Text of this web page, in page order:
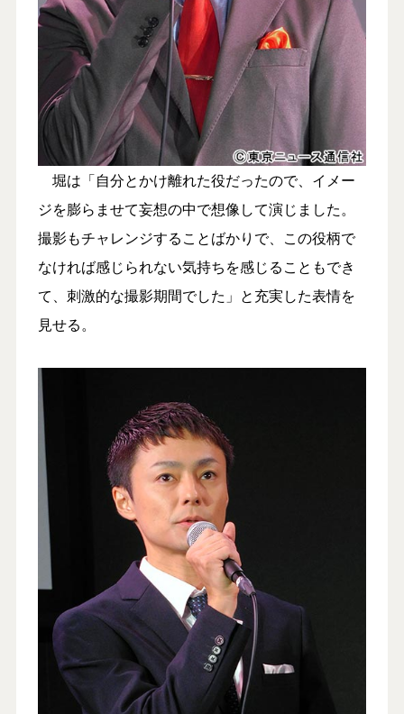
堀は「自分とかけ離れた役だったので、イメー
ジを膨らませて妄想の中で想像して演じました。
撮影もチャレンジすることばかりで、この役柄で
なければ感じられない気持ちを感じることもでき
て、刺激的な撮影期間でした」と充実した表情を
見せる。